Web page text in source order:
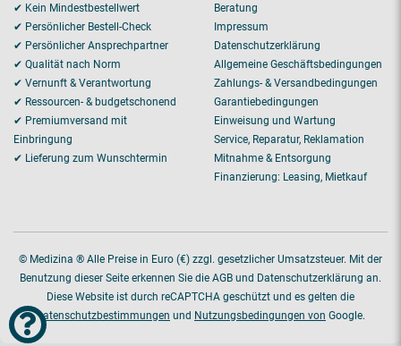
✔ Kein Mindestbestellwert
✔ Persönlicher Bestell-Check
✔ Persönlicher Ansprechpartner
✔ Qualität nach Norm
✔ Vernunft & Verantwortung
✔ Ressourcen- & budgetschonend
✔ Premiumversand mit
Einbringung
✔ Lieferung zum Wunschtermin
Beratung
Impressum
Datenschutzerklärung
Allgemeine Geschäftsbedingungen
Zahlungs- & Versandbedingungen
Garantiebedingungen
Einweisung und Wartung
Service, Reparatur, Reklamation
Mitnahme & Entsorgung
Finanzierung: Leasing, Mietkauf
© Medizina ® Alle Preise in Euro (€) zzgl. gesetzlicher Umsatzsteuer. Mit der
Benutzung dieser Seite erkennen Sie die AGB und Datenschutzerklärung an.
Diese Website ist durch reCAPTCHA geschützt und es gelten die
Datenschutzbestimmungen und Nutzungsbedingungen von Google.